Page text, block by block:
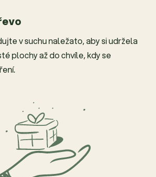
v suchu naležato, aby si udržela
plochy až do chvíle, kdy se